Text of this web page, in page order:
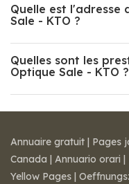
Quelle est l'adresse
Sale - KTO ?
Quelles sont les
Optique Sale - KTO ?
Annuaire gratuit | Pages
Canada | Annuario orari |
Yellow Pages |